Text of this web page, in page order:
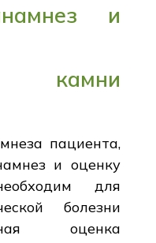
и
камни
пациента,
и оценку
для
болезни
оценка